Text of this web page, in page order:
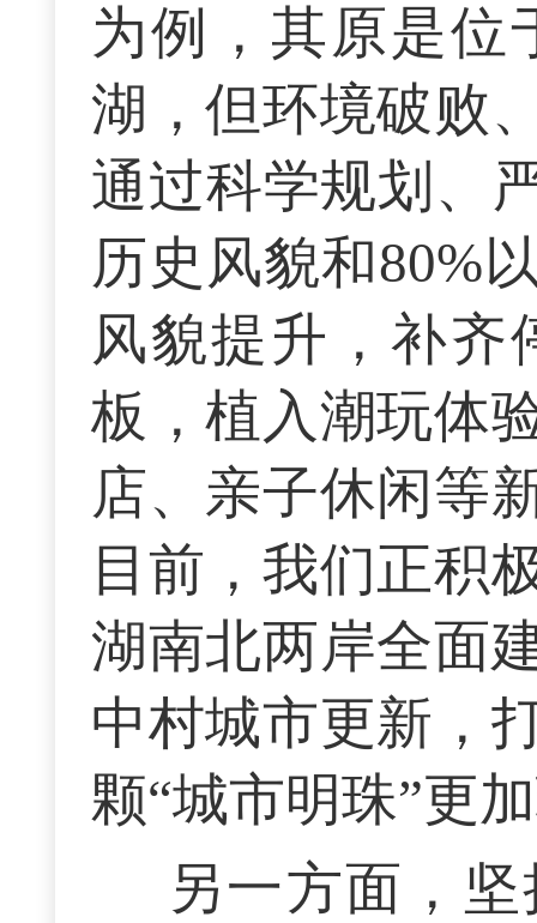
为例，其原是位
湖，但环境破败
通过科学规划、
历史风貌和80%
风貌提升，补齐
板，植入潮玩体
店、亲子休闲等
目前，我们正积
湖南北两岸全面
中村城市更新，
颗“城市明珠”更
另一方面，